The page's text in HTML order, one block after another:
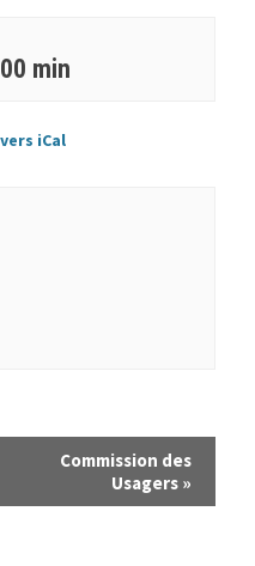
min
iCal
Commission des
Usagers »